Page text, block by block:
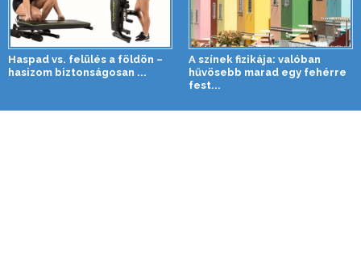
Haspad vs. felülés a földön –
hasizom biztonságosan ...
A színek fizikája: valóban
hűvösebb marad egy fehérre
fest...